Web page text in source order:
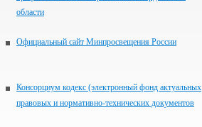
области
Официальный сайт Минпросвещения России
Консорциум кодекс (электронный фонд актуальных
правовых и нормативно-технических документов